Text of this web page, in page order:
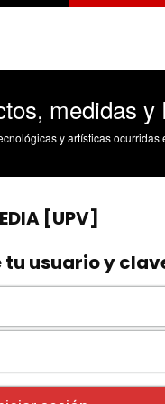
y PVA
ocurridas en los tres